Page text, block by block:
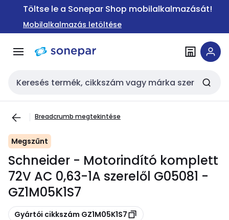
Ugrás a
Ugrás a
tartalomra
Töltse le a Sonepar Shop mobilalkalmazását!
Mobilalkalmazás letöltése
Keresési bemenet
Breadcrumb megtekintése
Megszűnt
Schneider - Motorindító komplett
72V AC 0,63-1A szerelől G05081 -
GZ1M05K1S7
Másolás
Gyártói cikkszám GZ1M05K1S7